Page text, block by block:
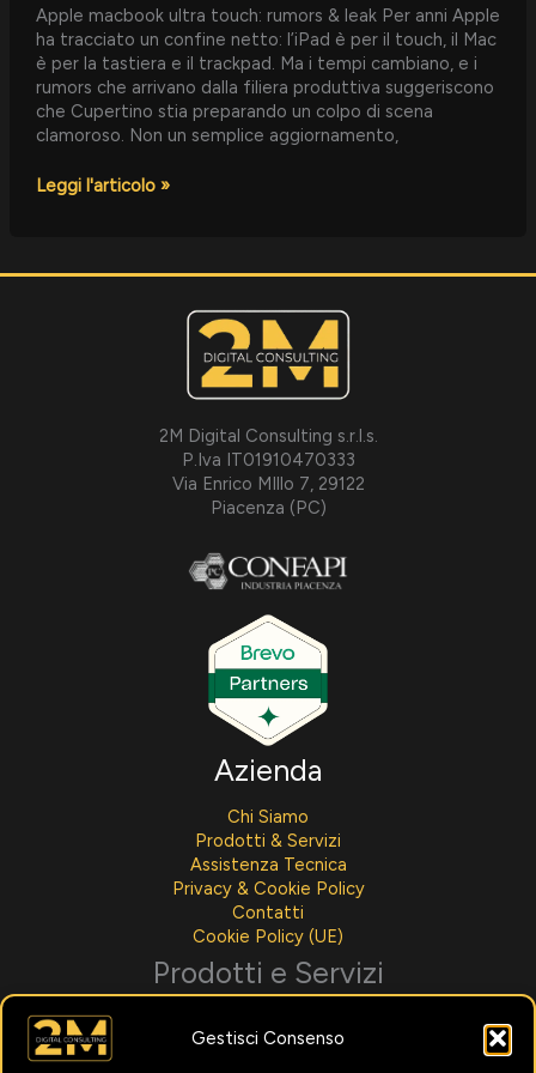
Gestisci Consenso
Apple macbook ultra touch: rumors & leak Per anni Apple
ha tracciato un confine netto: l’iPad è per il touch, il Mac
è per la tastiera e il trackpad. Ma i tempi cambiano, e i
rumors che arrivano dalla filiera produttiva suggeriscono
che Cupertino stia preparando un colpo di scena
clamoroso. Non un semplice aggiornamento,
Leggi l'articolo »
2M Digital Consulting s.r.l.s.
P.Iva IT01910470333
Via Enrico MIllo 7, 29122
Piacenza (PC)
Azienda
Chi Siamo
Prodotti & Servizi
Assistenza Tecnica
Privacy & Cookie Policy
Contatti
Cookie Policy (UE)
Prodotti e Servizi
Integrazioni AI